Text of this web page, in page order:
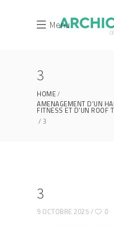
Menu
3
HOME
AMENAGEMENT D’UN
FITNESS ET D’UN ROOF
3
3
9 OCTOBRE 2025 0